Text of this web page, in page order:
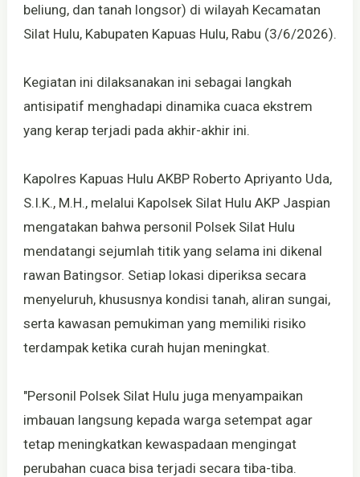
beliung, dan tanah longsor) di wilayah Kecamatan
Silat Hulu, Kabupaten Kapuas Hulu, Rabu (3/6/2026).
Kegiatan ini dilaksanakan ini sebagai langkah
antisipatif menghadapi dinamika cuaca ekstrem
yang kerap terjadi pada akhir-akhir ini.
Kapolres Kapuas Hulu AKBP Roberto Apriyanto Uda,
S.I.K., M.H., melalui Kapolsek Silat Hulu AKP Jaspian
mengatakan bahwa personil Polsek Silat Hulu
mendatangi sejumlah titik yang selama ini dikenal
rawan Batingsor. Setiap lokasi diperiksa secara
menyeluruh, khususnya kondisi tanah, aliran sungai,
serta kawasan pemukiman yang memiliki risiko
terdampak ketika curah hujan meningkat.
"Personil Polsek Silat Hulu juga menyampaikan
imbauan langsung kepada warga setempat agar
tetap meningkatkan kewaspadaan mengingat
perubahan cuaca bisa terjadi secara tiba-tiba.